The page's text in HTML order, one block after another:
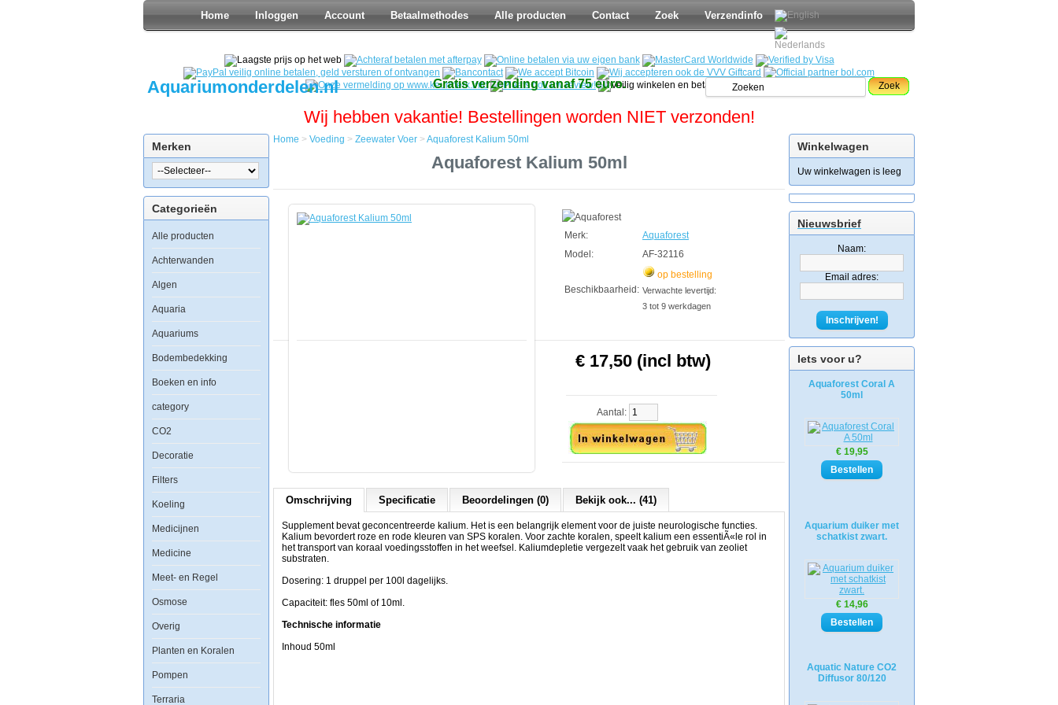
Home Inloggen Account Betaalmethodes Alle producten Contact Zoek Verzendinfo
Aquariumonderdelen.nl Gratis verzending vanaf 75 euro. Zoek
Wij hebben vakantie! Bestellingen worden NIET verzonden!
Merken
Categorieën
Alle producten
Achterwanden
Algen
Aquaria
Aquariums
Bodembedekking
Boeken en info
category
CO2
Decoratie
Filters
Koeling
Medicijnen
Medicine
Meet- en Regel
Osmose
Overig
Planten en Koralen
Pompen
Terraria
Winkelwagen
Uw winkelwagen is leeg
Nieuwsbrief
Naam:
Email adres:
Inschrijven!
Iets voor u?
Aquaforest Coral A
50ml
€ 19,95
Aquarium duiker met
schatkist zwart.
€ 14,96
Aquatic Nature CO2
Diffusor 80/120
Voer
Aquaforest
Kalium
element
juiste
functies.
Kalium
bevordert
roze
rode
van
koralen.
zachte
Home > Voeding > Zeewater Voer > Aquaforest Kalium 50ml
Aquaforest Kalium 50ml
Merk:
Aquaforest
Model:
AF-32116
Beschikbaarheid:
op bestelling
Verwachte levertijd:
3 tot 9 werkdagen
€ 17,50 (incl btw)
Aantal:
Omschrijving Specificatie Beoordelingen (0) Bekijk ook... (41)
Supplement bevat geconcentreerde kalium. Het is een belangrijk element voor de juiste neurologische functies.
Kalium bevordert roze en rode kleuren van SPS koralen. Voor zachte koralen, speelt kalium een essentiÃ«le rol in
het transport van koraal voedingsstoffen in het weefsel. Kaliumdepletie vergezelt vaak het gebruik van zeoliet
substraten.
Dosering: 1 druppel per 100l dagelijks.
Capaciteit: fles 50ml of 10ml.
Technische informatie
Inhoud 50ml